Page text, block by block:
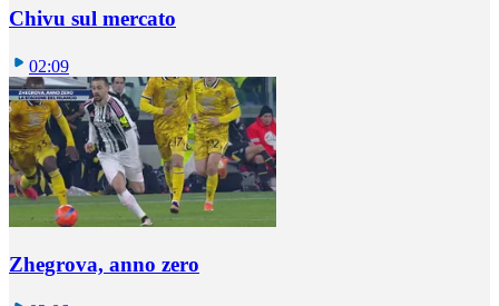
Chivu sul mercato
02:09
Zhegrova, anno zero